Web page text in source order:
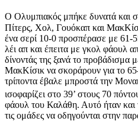
Ο Ολυμπιακός μπήκε δυνατά και
Πίτερς, Χολ, Γουόκαπ και
ένα σερί 10-0 προσπέρασε με
λέι απ και έπειτα με γκολ φάουλ
δίνοντάς της ξανά το προβάδισμα
ΜακΚίσικ να σκοράρουν για το
τρίποντα έβαλε μπροστά την
ισοφαρίζει στο 39’ στους 70
φάουλ του Καλάθη. Αυτό ήταν και
τις ομάδες να οδηγούνται στην